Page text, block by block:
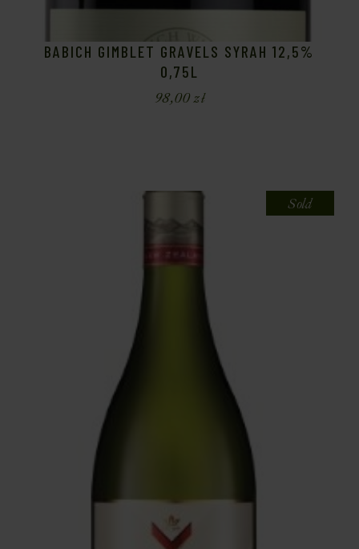
BABICH GIMBLET GRAVELS SYRAH 12,5%
0,75L
98,00zł
Sold